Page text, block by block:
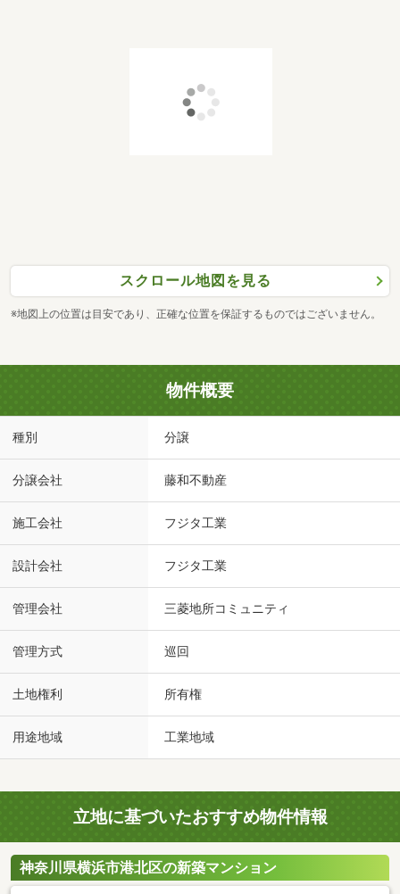
スクロール地図を見る
※地図上の位置は目安であり、正確な位置を保証するものではございません。
物件概要
種別 分譲
分譲会社 藤和不動産
施工会社 フジタ工業
設計会社 フジタ工業
管理会社 三菱地所コミュニティ
管理方式 巡回
土地権利 所有権
用途地域 工業地域
立地に基づいたおすすめ物件情報
神奈川県横浜市港北区の新築マンション